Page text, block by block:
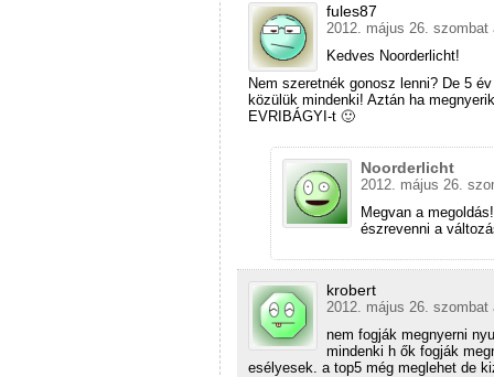
fules87
2012. május 26. szombat
Kedves Noorderlicht!
Nem szeretnék gonosz lenni? De 5
közülük mindenki! Aztán ha
EVRIBÁGYI-t 🙂
Noorderlicht
2012. május 26.
Megvan a
észrevenni a
krobert
2012. május 26. szombat
nem fogják megnyerni
mindenki h ők fogják
esélyesek. a top5 még meglehet de